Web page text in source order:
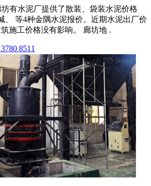
有水泥厂提供了散装、袋装水泥价格
、 等4种金隅水泥报价。近期水泥出厂价
施工价格没有影响。 廊坊地 .
8511